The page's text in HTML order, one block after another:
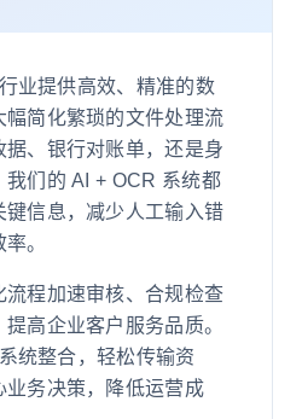
业提供高效、精准的数
简化繁琐的文件处理流
、银行对账单，还是身
们的 AI + OCR 系统都
键信息，减少人工输入错
。
流程加速审核、合规检查
高企业客户服务品质。
统整合，轻松传输资
务决策，降低运营成